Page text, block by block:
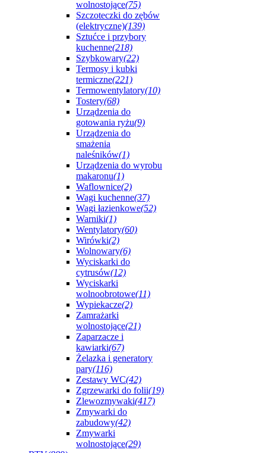
wolnostojące(75)
Szczoteczki do zębów
(elektryczne)(139)
Sztućce i przybory
kuchenne(218)
Szybkowary(22)
Termosy i kubki
termiczne(221)
Termowentylatory(10)
Tostery(68)
Urządzenia do
gotowania ryżu(9)
Urządzenia do
smażenia
naleśników(1)
Urządzenia do wyrobu
makaronu(1)
Waflownice(2)
Wagi kuchenne(37)
Wagi łazienkowe(52)
Warniki(1)
Wentylatory(60)
Wirówki(2)
Wolnowary(6)
Wyciskarki do
cytrusów(12)
Wyciskarki
wolnoobrotowe(11)
Wypiekacze(2)
Zamrażarki
wolnostojące(21)
Zaparzacze i
kawiarki(67)
Żelazka i generatory
pary(116)
Zestawy WC(42)
Zgrzewarki do folii(19)
Zlewozmywaki(417)
Zmywarki do
zabudowy(42)
Zmywarki
wolnostojące(29)